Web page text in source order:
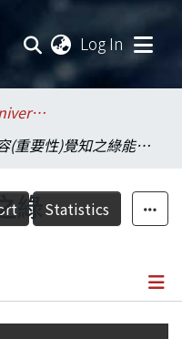
Log In
.National Taiwan University / 國立臺灣大學
內容(重要性)覺知之綠能數據中心
Statistics
綠